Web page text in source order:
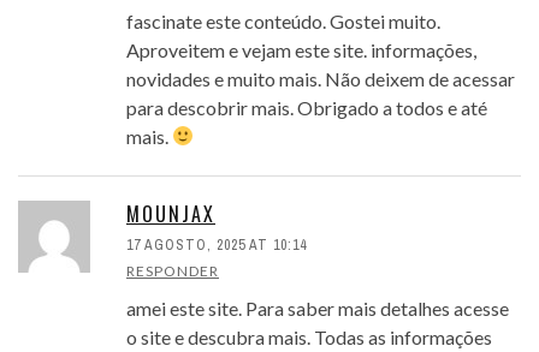
fascinate este conteúdo. Gostei muito.
Aproveitem e vejam este site. informações,
novidades e muito mais. Não deixem de acessar
para descobrir mais. Obrigado a todos e até
mais.
MOUNJAX
17 AGOSTO, 2025 AT 10:14
RESPONDER
amei este site. Para saber mais detalhes acesse
o site e descubra mais. Todas as informações